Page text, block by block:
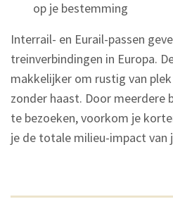
op je bestemming
Interrail- en Eurail-passen
treinverbindingen in Europa.
makkelijker om rustig van
zonder haast. Door meerdere
te bezoeken, voorkom je
je de totale milieu-impact van